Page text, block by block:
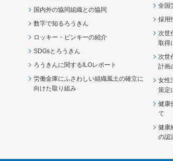
国内外の協同組織との協同
数字で知るろうきん
ロッキー・ピンキーの紹介
SDGsとろうきん
ろうきんに関するILOレポート
労働金庫にふさわしい組織風土の確立に
向けた取り組み
全国
採用
次世
取得
次世
計画
女性
策定
健康
て
健康
の認